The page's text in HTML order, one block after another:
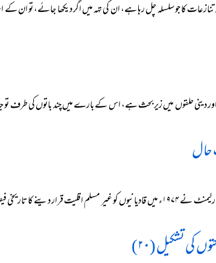
کا جو سلسلہ چل رہا ہے، ان کی تہہ میں اگر دیکھا جائے، تو ان
اور دینی حلقوں میں زیربحث ہے، اس کے بارے میں چند باتوں کی طرف
حال
نوے سال کی طویل جدوجہد کے بعد اسلامی جمہوریہ پاکستان کی پارلیمنٹ نے ۱۹۷۴ء میں
کی تشکیل (۲۰)